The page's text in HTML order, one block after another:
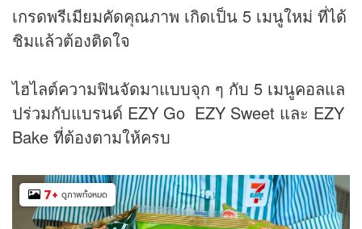
เกรดพรีเมียมคัดคุณภาพ เกิดเป็น 5 เมนูใหม่ ที่ได้
ชิมแล้วต้องติดใจ
ไฮไลต์ความฟินจัดมาแบบจุก ๆ กับ 5 เมนูคอลแล
ปร่วมกับแบรนด์ EZY Go EZY Sweet และ EZY
Bake ที่ต้องตามให้ครบ
7+ ดูภาพทั้งหมด